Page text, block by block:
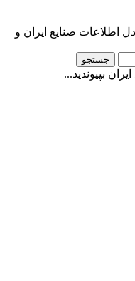
اطلاعات صنایع ایران و
بپیوندید...